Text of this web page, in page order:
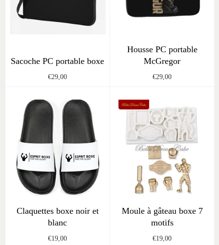
Sacoche PC portable boxe
Regular
€29,00
Housse PC portable
McGregor
Regular
€29,00
Claquettes boxe noir et
blanc
Regular
€19,00
Moule à gâteau boxe 7
motifs
Regular
€19,00